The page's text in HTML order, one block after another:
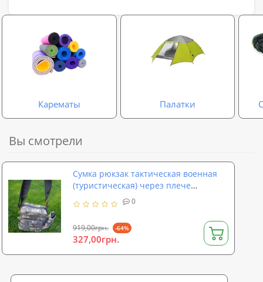
Карематы Палатки
Вы смотрели
Сумка рюкзак тактическая военная
(туристическая) через плече
однолямочная OSPORT Pixel (N02181)
0
919,00грн. -64%
327,00грн.